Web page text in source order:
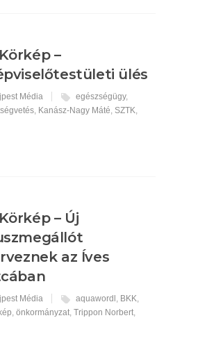
Körkép –
ülés
Média egészségügy,
, Kanász-Nagy Máté, SZTK,
Körkép – Új
az Íves
Média aquawordl , BKK,
, önkormányzat, Trippon Norbert,